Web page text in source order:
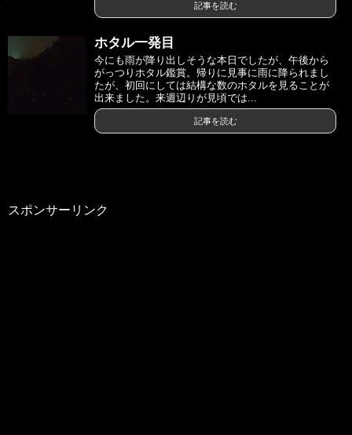
記事を読む
ホタル一発目
今にも雨が降り出しそうな本日でしたが、午後から
がっつりホタル鑑賞。帰りに見事に雨に降られまし
たが、初回にしては結構な数のホタルを見ることが
出来ました。来週辺りが見頃では...
記事を読む
スポンサーリンク